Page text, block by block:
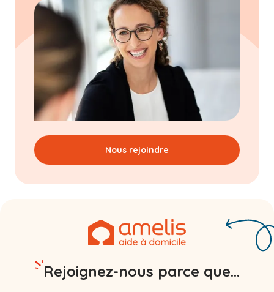
Nous rejoindre
Rejoignez-nous parce que...